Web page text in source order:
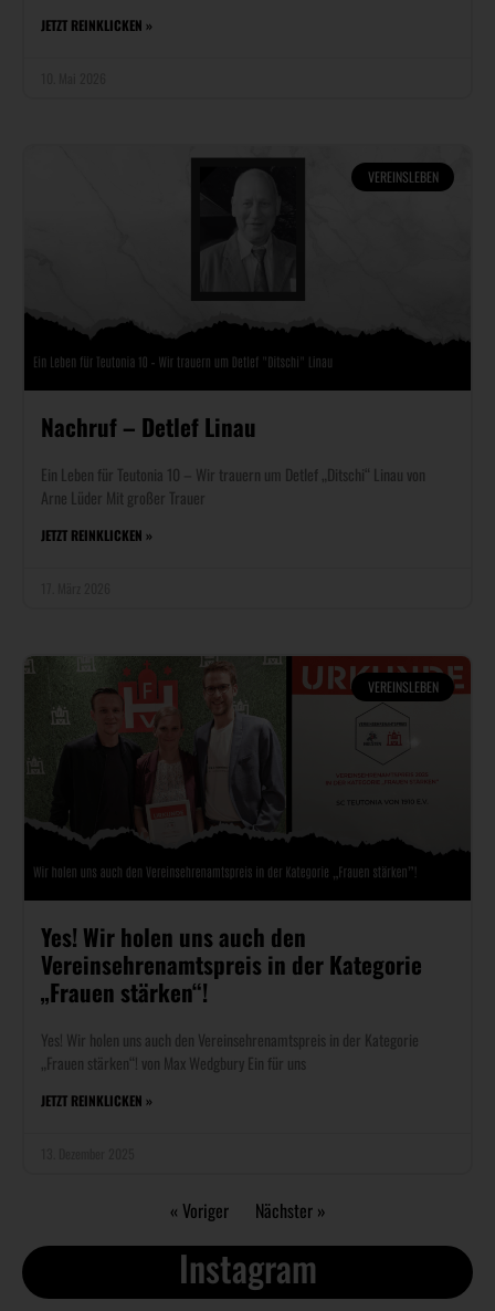
JETZT REINKLICKEN »
VEREINSLEBEN
Nachruf – Detlef Linau
Ein Leben für Teutonia 10 – Wir trauern um Detlef „Ditschi“ Linau von
Arne Lüder Mit großer Trauer
JETZT REINKLICKEN »
VEREINSLEBEN
Yes! Wir holen uns auch den
Vereinsehrenamtspreis in der Kategorie
„Frauen stärken“!​
Yes! Wir holen uns auch den Vereinsehrenamtspreis in der Kategorie
„Frauen stärken“! von Max Wedgbury Ein für uns
JETZT REINKLICKEN »
« Voriger Nächster »
Instagram